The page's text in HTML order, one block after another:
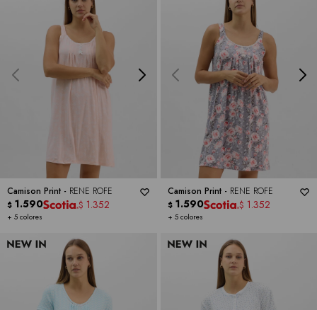
Camison Print - RENE ROFE
+ 5 colores
$ 1.590 $ 1.352
Camison Print - RENE ROFE
+ 5 colores
$ 1.590 $ 1.352